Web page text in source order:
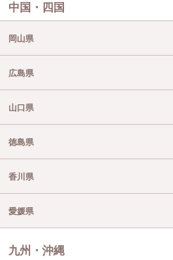
中国・四国
岡山県
広島県
山口県
徳島県
香川県
愛媛県
九州・沖縄